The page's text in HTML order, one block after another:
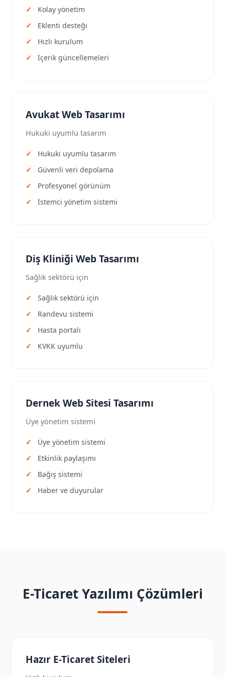
Kolay yönetim
Eklenti desteği
Hızlı kurulum
İçerik güncellemeleri
Avukat Web Tasarımı
Hukuki uyumlu tasarım
Hukuki uyumlu tasarım
Güvenli veri depolama
Profesyonel görünüm
İstemci yönetim sistemi
Diş Kliniği Web Tasarımı
Sağlık sektörü için
Sağlık sektörü için
Randevu sistemi
Hasta portalı
KVKK uyumlu
Dernek Web Sitesi Tasarımı
Üye yönetim sistemi
Üye yönetim sistemi
Etkinlik paylaşımı
Bağış sistemi
Haber ve duyurular
E-Ticaret Yazılımı Çözümleri
Hazır E-Ticaret Siteleri